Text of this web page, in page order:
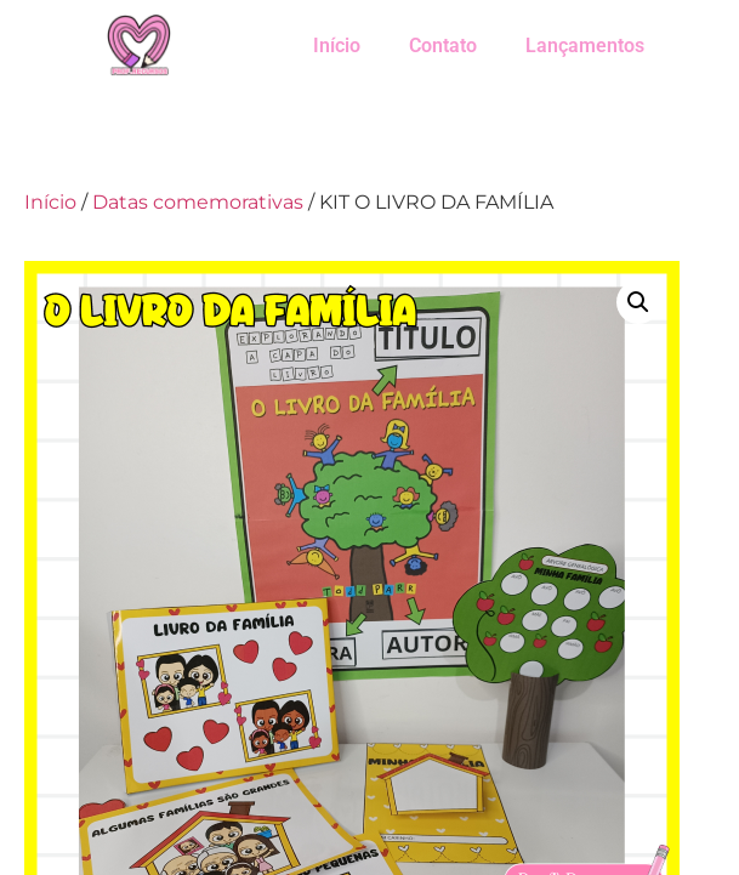
Início Contato Lançamentos
Início / Datas comemorativas / KIT O LIVRO DA FAMÍLIA